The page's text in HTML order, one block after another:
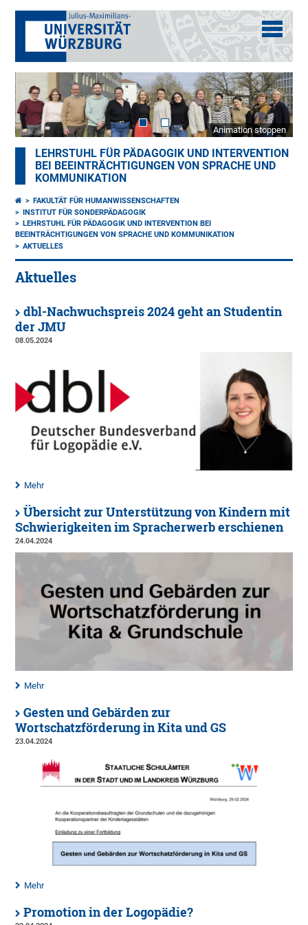
Animation stoppen
LEHRSTUHL FÜR PÄDAGOGIK UND INTERVENTION
BEI BEEINTRÄCHTIGUNGEN VON SPRACHE UND
KOMMUNIKATION
FAKULTÄT FÜR HUMANWISSENSCHAFTEN
INSTITUT FÜR SONDERPÄDAGOGIK
LEHRSTUHL FÜR PÄDAGOGIK UND INTERVENTION BEI
BEEINTRÄCHTIGUNGEN VON SPRACHE UND KOMMUNIKATION
AKTUELLES
Aktuelles
dbl-Nachwuchspreis 2024 geht an Studentin
der JMU
08.05.2024
Mehr
Übersicht zur Unterstützung von Kindern mit
Schwierigkeiten im Spracherwerb erschienen
24.04.2024
Mehr
Gesten und Gebärden zur
Wortschatzförderung in Kita und GS
23.04.2024
Mehr
Promotion in der Logopädie?